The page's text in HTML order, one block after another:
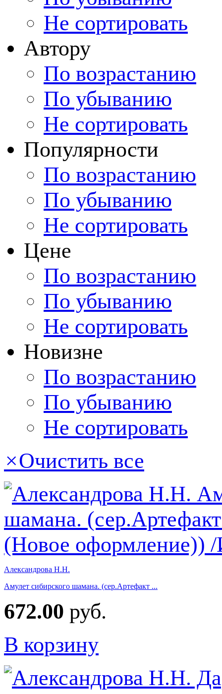
Не сортировать
Автору
По возрастанию
По убыванию
Не сортировать
Популярности
По возрастанию
По убыванию
Не сортировать
Цене
По возрастанию
По убыванию
Не сортировать
Новизне
По возрастанию
По убыванию
Не сортировать
×Очистить все
Александрова Н.Н.
Амулет сибирского шамана. (сер.Артефакт ...
672.00 руб.
В корзину